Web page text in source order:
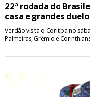
22ª rodada do
casa e grandes
Verdão visita o Coritiba no
Palmeiras, Grêmio e